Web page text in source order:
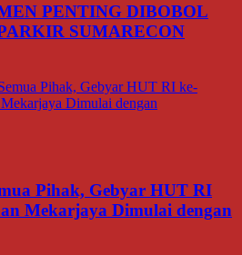
PENTING DIBOBOL
SUMARECON
Pihak, Gebyar HUT RI
Mekarjaya Dimulai dengan